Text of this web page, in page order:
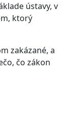
ústavy, v
ktorý
zakázané, a
čo zákon